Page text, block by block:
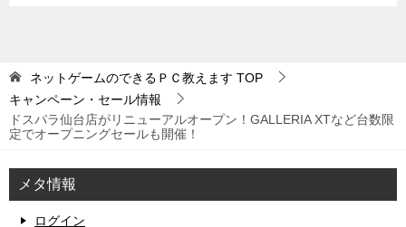
ネットゲームのできるＰＣ教えます TOP
キャンペーン・セール情報
ドスパラ仙台店がリニューアルオープン！GALLERIA XTなど台数限
定でオープニングセールも開催！
メタ情報
ログイン